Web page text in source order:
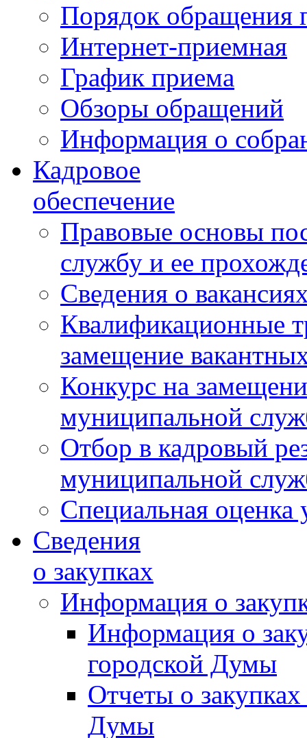
Порядок обращения
Интернет-приемная
График приема
Обзоры обращений
Информация о
Кадровое
обеспечение
Правовые основы
службу и ее
Сведения о
Квалификационные
замещение
Конкурс на
муниципальной
Отбор в кадровый
муниципальной
Специальная оценка
Сведения
о закупках
Информация о
Информация о
городской Думы
Отчеты о
Думы